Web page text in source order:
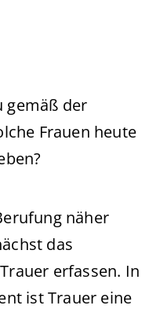
gemäß der
Frauen heute
näher
das
erfassen. In
ist Trauer eine